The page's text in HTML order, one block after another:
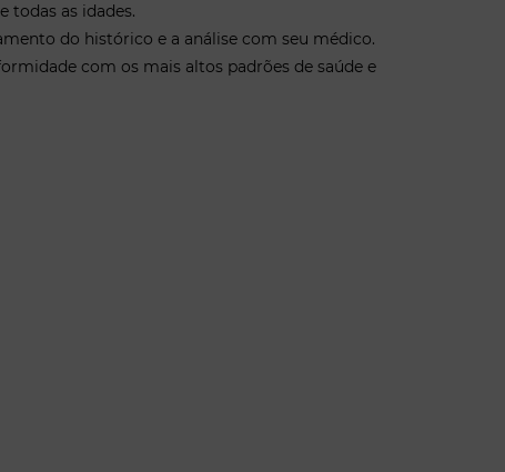
todas as idades.
do histórico e a análise com seu médico.
com os mais altos padrões de saúde e